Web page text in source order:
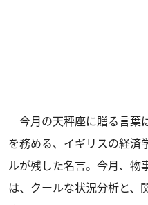
今月の天秤座に贈る言葉
を務める、イギリスの経済
ルが残した名言。今月、物
は、クールな状況分析と、